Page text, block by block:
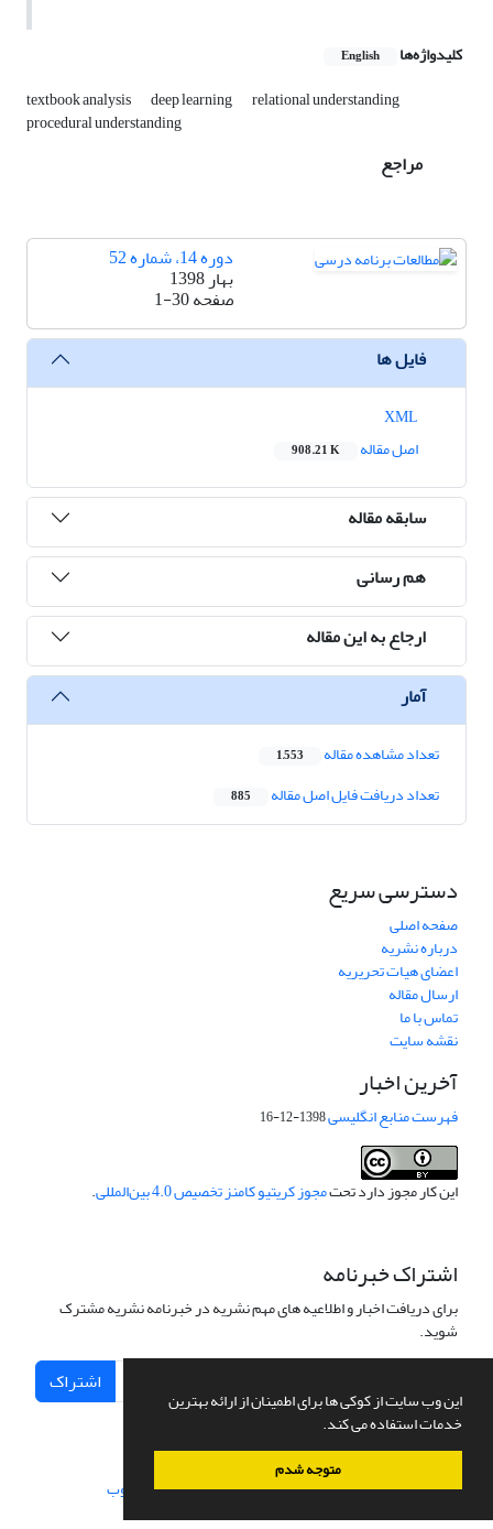
این وب سایت از کوکی ها برای اطمینان از ارائه بهترین
خدمات استفاده می کند.
متوجه شدم
کلیدواژه‌ها English
textbook analysis deep learning relational understanding
procedural understanding
مراجع
دوره 14، شماره 52
بهار 1398
صفحه1-30
فایل ها
اصل مقاله
908.21 K
سابقه مقاله
هم رسانی
ارجاع به این مقاله
آمار
تعداد مشاهده مقاله 1,553
تعداد دریافت فایل اصل مقاله 885
دسترسی سریع
صفحه اصلی
درباره نشریه
اعضای هیات تحریریه
ارسال مقاله
تماس با ما
نقشه سایت
آخرین اخبار
فهرست منابع انگلیسی1398-12-16
این کار مجوز دارد تحتمجوز کریتیو کامنز تخصیص 4.0 بین‌المللی .
اشتراک خبرنامه
برای دریافت اخبار و اطلاعیه های مهم نشریه در خبرنامه نشریه مشترک
شوید.
اشتراک
سامانه مدیریت نشریات علمی.طراحی و پیاده سازی از سیناوب